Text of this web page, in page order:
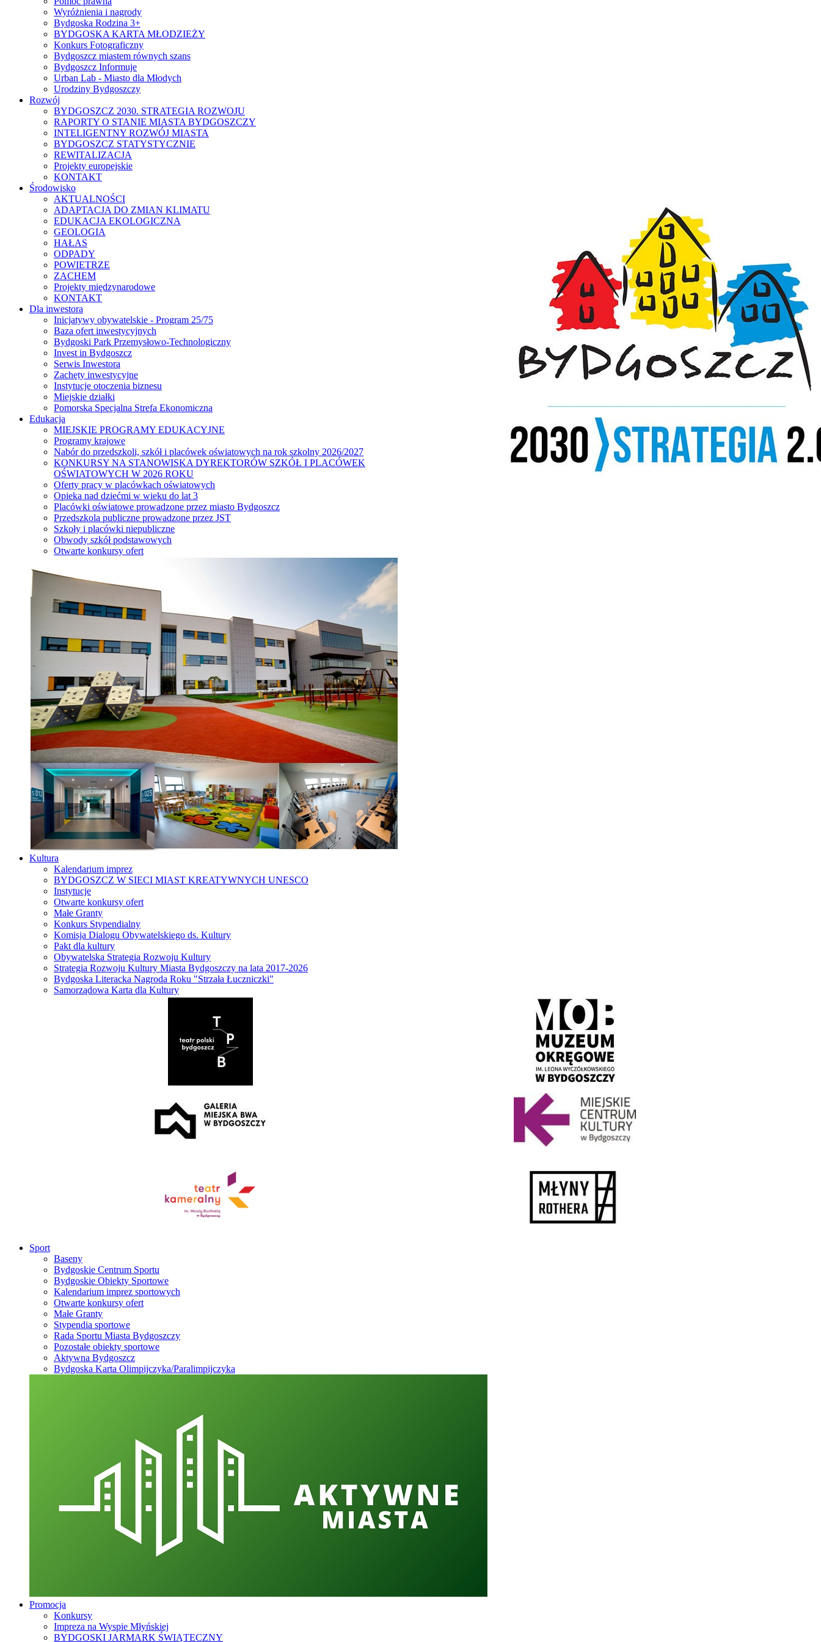
Wyróżnienia i nagrody
Bydgoska Rodzina 3+
BYDGOSKA KARTA MŁODZIEŻY
Konkurs Fotograficzny
Bydgoszcz miastem równych szans
Bydgoszcz Informuje
Urban Lab - Miasto dla Młodych
Urodziny Bydgoszczy
Rozwój
BYDGOSZCZ 2030. STRATEGIA ROZWOJU
RAPORTY O STANIE MIASTA BYDGOSZCZY
INTELIGENTNY ROZWÓJ MIASTA
BYDGOSZCZ STATYSTYCZNIE
REWITALIZACJA
Projekty europejskie
KONTAKT
Środowisko
AKTUALNOŚCI
ADAPTACJA DO ZMIAN KLIMATU
EDUKACJA EKOLOGICZNA
GEOLOGIA
HAŁAS
ODPADY
POWIETRZE
ZACHEM
Projekty międzynarodowe
KONTAKT
Dla inwestora
Inicjatywy obywatelskie - Program 25/75
Baza ofert inwestycyjnych
Bydgoski Park Przemysłowo-Technologiczny
Invest in Bydgoszcz
Serwis Inwestora
Zachęty inwestycyjne
Instytucje otoczenia biznesu
Miejskie działki
Pomorska Specjalna Strefa Ekonomiczna
Edukacja
MIEJSKIE PROGRAMY EDUKACYJNE
Programy krajowe
Nabór do przedszkoli, szkół i placówek oświatowych na rok szkolny 2026/2027
KONKURSY NA STANOWISKA DYREKTORÓW SZKÓŁ I PLACÓWEK
OŚWIATOWYCH W 2026 ROKU
Oferty pracy w placówkach oświatowych
Opieka nad dziećmi w wieku do lat 3
Placówki oświatowe prowadzone przez miasto Bydgoszcz
Przedszkola publiczne prowadzone przez JST
Szkoły i placówki niepubliczne
Obwody szkół podstawowych
Otwarte konkursy ofert
Kultura
Kalendarium imprez
BYDGOSZCZ W SIECI MIAST KREATYWNYCH UNESCO
Instytucje
Otwarte konkursy ofert
Małe Granty
Konkurs Stypendialny
Komisja Dialogu Obywatelskiego ds. Kultury
Pakt dla kultury
Obywatelska Strategia Rozwoju Kultury
Strategia Rozwoju Kultury Miasta Bydgoszczy na lata 2017-2026
Bydgoska Literacka Nagroda Roku "Strzała Łuczniczki"
Samorządowa Karta dla Kultury
Sport
Baseny
Bydgoskie Centrum Sportu
Bydgoskie Obiekty Sportowe
Kalendarium imprez sportowych
Otwarte konkursy ofert
Małe Granty
Stypendia sportowe
Rada Sportu Miasta Bydgoszczy
Pozostałe obiekty sportowe
Aktywna Bydgoszcz
Bydgoska Karta Olimpijczyka/Paralimpijczyka
Promocja
Konkursy
Impreza na Wyspie Młyńskiej
BYDGOSKI JARMARK ŚWIĄTECZNY